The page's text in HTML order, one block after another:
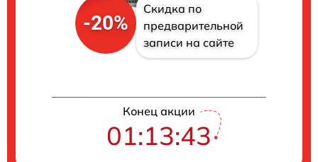
-20%
Скидка по
предварительной
записи на сайте
Конец акции
01:13:41